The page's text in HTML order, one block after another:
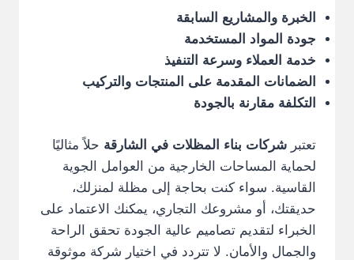
الخبرة والمشاريع السابقة
جودة المواد المستخدمة
خدمة العملاء وسرعة التنفيذ
الضمانات المقدمة على المنتجات والتركيب
التكلفة مقارنة بالجودة
تعتبر شركات بناء المظلات في الشارقة حلاً مثاليًا
لحماية المساحات الخارجية من العوامل الجوية
القاسية. سواء كنت بحاجة إلى مظلة لمنزلك،
حديقتك، أو مشروعك التجاري، يمكنك الاعتماد على
الخبراء لتقديم تصاميم عالية الجودة تحقق الراحة
والجمال والأمان. لا تتردد في اختيار شركة موثوقة